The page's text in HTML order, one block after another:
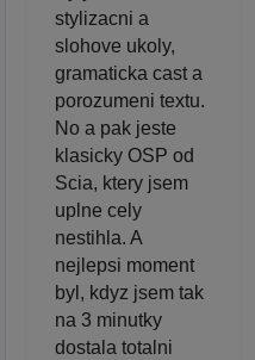
stylizacni a
slohove ukoly,
gramaticka cast a
porozumeni textu.
No a pak jeste
klasicky OSP od
Scia, ktery jsem
uplne cely
nestihla. A
nejlepsi moment
byl, kdyz jsem tak
na 3 minutky
dostala totalni